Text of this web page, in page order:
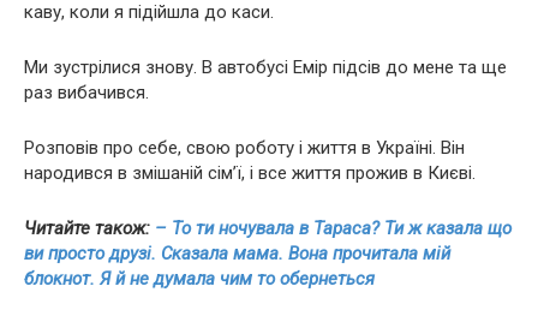
каву, коли я підійшла до каси.
Ми зустрілися знову. В автобусі Емір підсів до мене та ще
раз вибачився.
Розповів про себе, свою роботу і життя в Україні. Він
народився в змішаній сім’ї, і все життя прожив в Києві.
Читайте також: – То ти ночувала в Тараса? Ти ж казала що
ви просто друзі. Сказала мама. Вона прочитала мій
блокнот. Я й не думала чим то обернеться